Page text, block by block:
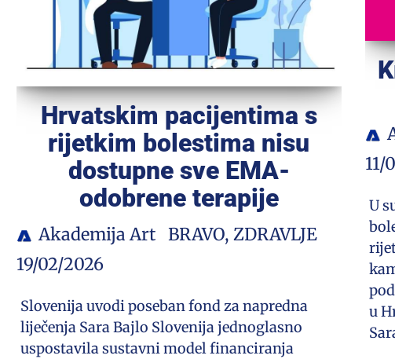
Hrvatskim pacijentima s
rijetkim bolestima nisu
dostupne sve EMA-
odobrene terapije
Akademija Art BRAVO, ZDRAVLJE
19/02/2026
Slovenija uvodi poseban fond za napredna
liječenja Sara Bajlo Slovenija jednoglasno
uspostavila sustavni model financiranja
11/
U
u